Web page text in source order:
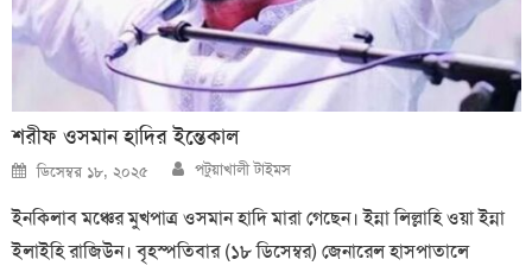
শরীফ ওসমান হাদির ইন্তেকাল
Posted
on
ডিসেম্বর ১৮, ২০২৫ Author
পটুয়াখালী টাইমস
ইনকিলাব মঞ্চের মুখপাত্র ওসমান হাদি মারা গেছেন। ইন্না লিল্লাহি ওয়া ইন্না
ইলাইহি রাজিউন। বৃহস্পতিবার (১৮ ডিসেম্বর) জেনারেল হাসপাতালে